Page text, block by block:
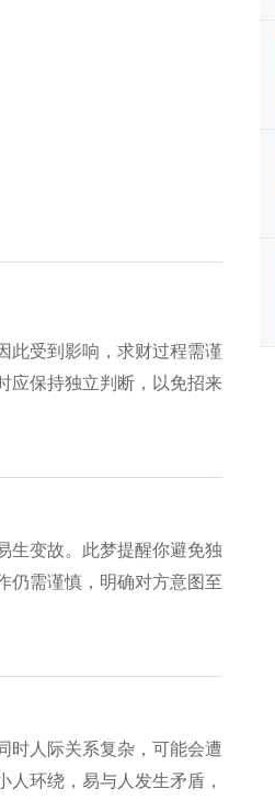
此受到影响，求财过程需谨
应保持独立判断，以免招来
生变故。此梦提醒你避免独
仍需谨慎，明确对方意图至
时人际关系复杂，可能会遭
环绕，易与人发生矛盾，